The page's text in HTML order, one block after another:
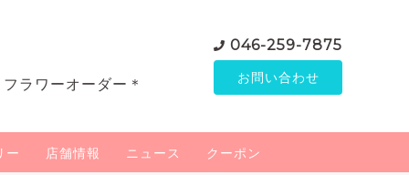
ラワーオーダー＊
046-259-7875
お問い合わせ
ー 店舗情報 ニュース クーポン